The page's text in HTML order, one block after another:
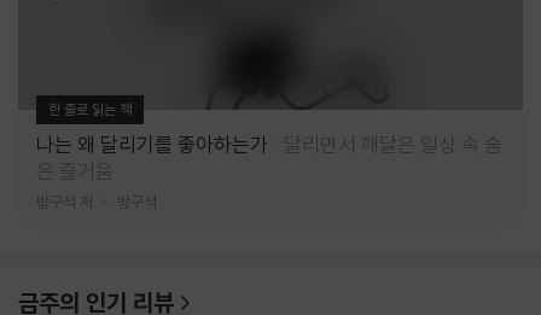
한 줄로 읽는 책
나는 왜 달리기를 좋아하는가
달리면서 깨달은 일상 속 숨
은 즐거움
방구석 저 방구석
금주의 인기 리뷰